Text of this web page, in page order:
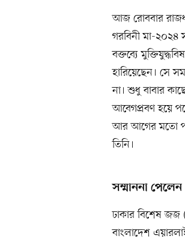
আজ রোববার
গরবিনী মা-২০২৪
বক্তব্যে
হারিয়েছেন। সে
না। শুধু বাবার
আবেগপ্রবণ হয়ে
আর আগের মতো
তিনি।
সম্মাননা পেলেন
ঢাকার বিশেষ জজ
বাংলাদেশ